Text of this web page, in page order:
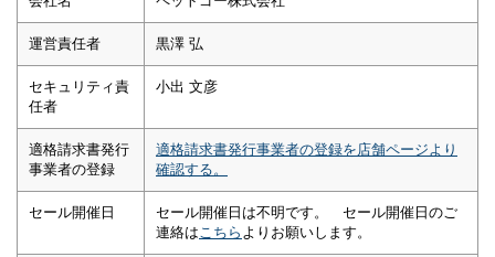
運営責任者 黒澤 弘
セキュリティ責
任者
小出 文彦
適格請求書発行
事業者の登録
適格請求書発行事業者の登録を店舗ページより
確認する。
セール開催日
セール開催日は不明です。 セール開催日のご
連絡は こちら よりお願いします。